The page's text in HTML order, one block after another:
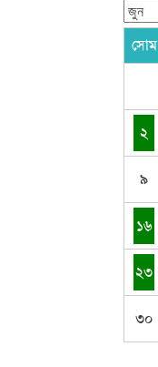
সোম
২
৯
১৬
২৩
৩০